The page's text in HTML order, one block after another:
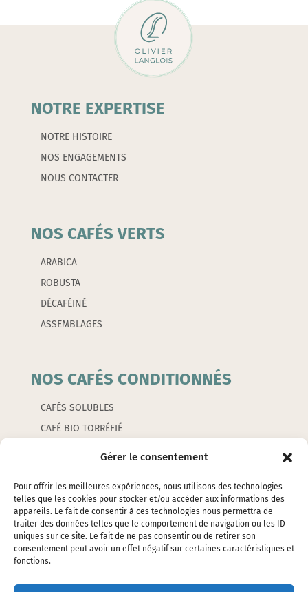
Gérer le consentement
Pour offrir les meilleures expériences, nous utilisons des technologies
telles que les cookies pour stocker et/ou accéder aux informations des
appareils. Le fait de consentir à ces technologies nous permettra de
traiter des données telles que le comportement de navigation ou les ID
uniques sur ce site. Le fait de ne pas consentir ou de retirer son
consentement peut avoir un effet négatif sur certaines caractéristiques et
fonctions.
NOTRE EXPERTISE
NOTRE HISTOIRE
NOS ENGAGEMENTS
NOUS CONTACTER
NOS CAFÉS VERTS
ARABICA
ROBUSTA
DÉCAFÉINÉ
ASSEMBLAGES
NOS CAFÉS CONDITIONNÉS
CAFÉS SOLUBLES
CAFÉ BIO TORRÉFIÉ
LES ACCESSOIRES
EMBALLAGES